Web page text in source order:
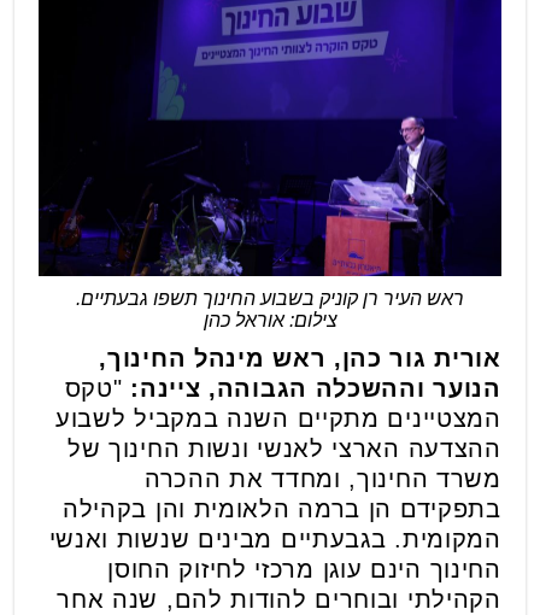
ראש העיר רן קוניק בשבוע החינוך תשפו גבעתיים.
צילום: אוראל כהן
אורית גור כהן, ראש מינהל החינוך,
הנוער וההשכלה הגבוהה, ציינה: "טקס
המצטיינים מתקיים השנה במקביל לשבוע
ההצדעה הארצי לאנשי ונשות החינוך של
משרד החינוך, ומחדד את ההכרה
בתפקידם הן ברמה הלאומית והן בקהילה
המקומית. בגבעתיים מבינים שנשות ואנשי
החינוך הינם עוגן מרכזי לחיזוק החוסן
הקהילתי ובוחרים להודות להם, שנה אחר